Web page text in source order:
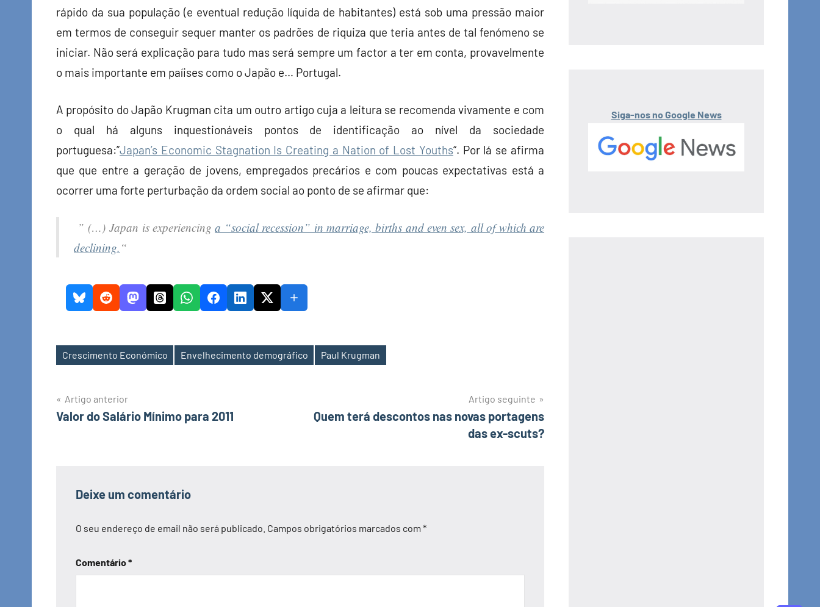
rápido da sua população (e eventual redução líquida de habitantes) está sob uma pressão maior
em termos de conseguir sequer manter os padrões de riquiza que teria antes de tal fenómeno se
iniciar. Não será explicação para tudo mas será sempre um factor a ter em conta, provavelmente
o mais importante em paíises como o Japão e… Portugal.
A propósito do Japão Krugman cita um outro artigo cuja a leitura se recomenda vivamente e com
o qual há alguns inquestionáveis pontos de identificação ao nível da sociedade
portuguesa:”Japan’s Economic Stagnation Is Creating a Nation of Lost Youths“. Por lá se afirma
que que entre a geração de jovens, empregados precários e com poucas expectativas está a
ocorrer uma forte perturbação da ordem social ao ponto de se afirmar que:
” (…) Japan is experiencinga “social recession” in marriage, births and even sex, all of which are
declining. “
Etiquetas
Crescimento Económico Envelhecimento demográfico Paul Krugman
Navegação
de
Artigo anterior
Valor do Salário Mínimo para 2011
Artigo seguinte
Quem terá descontos nas novas portagens
das ex-scuts?
Deixe um comentário
O seu endereço de email não será publicado. Campos obrigatórios marcados com *
Comentário*
Siga-nos no Google News